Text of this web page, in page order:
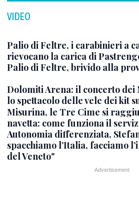
VIDEO
Palio di Feltre, i carabinieri a
rievocano la carica di
Palio di Feltre, brivido alla
Dolomiti Arena: il concerto dei
lo spettacolo delle vele dei kit
Misurina, le Tre Cime si
navetta: come funziona il
Autonomia differenziata,
spacchiamo l’Italia, facciamo
del Veneto"